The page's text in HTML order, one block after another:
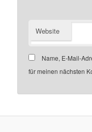
Website
Name, E-Mail-
für meinen nächsten